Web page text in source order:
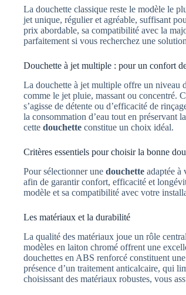
La douchette classique reste le modèle le
jet unique, régulier et agréable, suffisant
prix abordable, sa compatibilité avec la
parfaitement si vous recherchez une
Douchette à jet multiple : pour un confort
La douchette à jet multiple offre un niveau
comme le jet pluie, massant ou concentré.
s’agisse de détente ou d’efficacité de
la consommation d’eau tout en préservant
cette douchette constitue un choix idéal.
Critères essentiels pour choisir la bonne
Pour sélectionner une douchette adaptée à
afin de garantir confort, efficacité et
modèle et sa compatibilité avec votre
Les matériaux et la durabilité
La qualité des matériaux joue un rôle
modèles en laiton chromé offrent une
douchettes en ABS renforcé constituent
présence d’un traitement anticalcaire, qui
choisissant des matériaux robustes, vous